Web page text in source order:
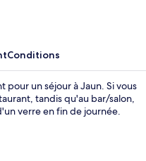
Conditions
pour un séjour à Jaun. Si vous
tandis qu'au bar/salon,
verre en fin de journée.